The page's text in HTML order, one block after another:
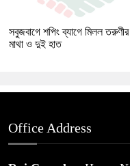
সবুজবাগে শপিং ব্যাগে মিলল তরুণীর
মাথা ও দুই হাত
Office Address